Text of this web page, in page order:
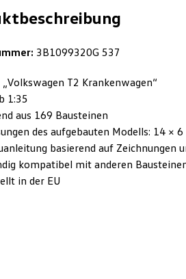
3B1099320G 537
„Volkswagen T2 Krankenwagen“
1:35
aus 169 Bausteinen
des aufgebauten Modells: 14 ×
basierend auf Zeichnungen
kompatibel mit anderen
in der EU